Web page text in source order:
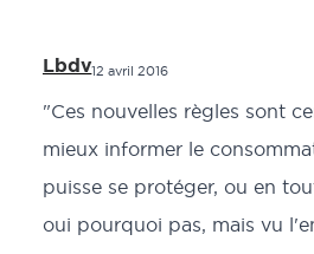
Lbdv12 avril 2016
"Ces nouvelles règles sont
mieux informer le
puisse se protéger, ou en
oui pourquoi pas, mais vu